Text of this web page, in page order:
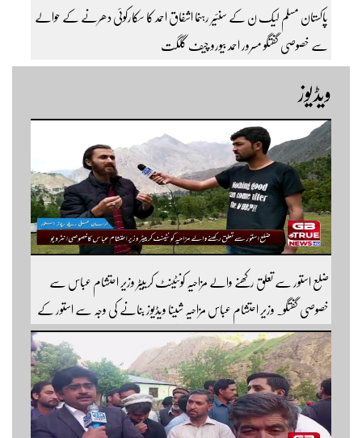
پاکستان مسلم لیک ن کے سنئیر رہنما اشفاق احمد کا سکارکوئی دھرنے کے حوالے
سے خصوصی گفتگو مسرور احمد بیورو چیف گلگت
ویڈیوز
ضلع استور سے تعلق رکھنے والے مزاحیہ کونٹینٹ کرییٹر وزیر احتشام عباس سے
خصوصی گفتگو۔ وزیر احتشام عباس مزاحیہ شینا ویڈیوز بنانے کی وجہ سے استور کے
اندر کافی مشہور ہیں مزید اچھی اچھی ویڈیوز دیکھنے کے لئے ہمارے یوٹیوب چینل کو
سبسکرائب کریں